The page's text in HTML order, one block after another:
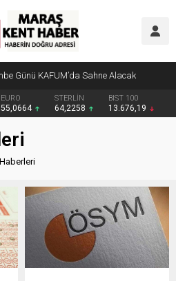
Günü KAFUM’da Sahne Alacak
EURO
55,0664
STERLİN
64,2258
BIST 100
13.676,19